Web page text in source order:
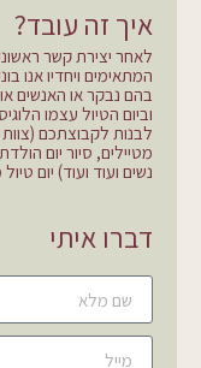
איך זה עובד?
לאחר יצירת קשר
המתאימים ויחדיו אנו
בהם נבקר או האנשים
וביום הטיול עצמו
לבנות לקבוצתכם
מטיילים, סיור יום
נשים ועוד ועוד) יום
דברו איתי